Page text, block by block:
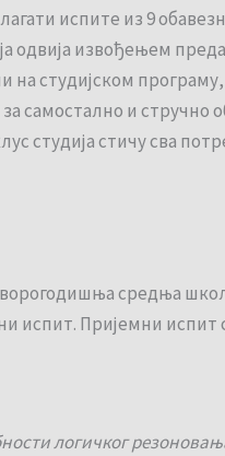
испите из 9
одвија извођењем
студијском
самостално и
студија стичу сва
средња
испит. Пријемни
логичког